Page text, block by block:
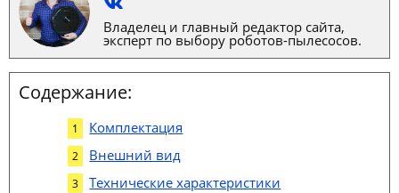
Владелец и главный редактор сайта,
эксперт по выбору роботов-пылесосов.
Содержание:
Комплектация
Внешний вид
Технические характеристики